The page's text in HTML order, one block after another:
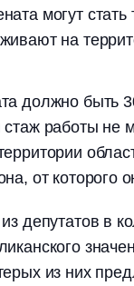
могут
на
должно быть
стаж работы не
от которого
депутатов в
из них